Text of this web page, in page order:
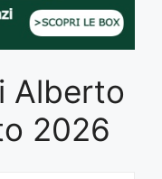
Alberto
2026